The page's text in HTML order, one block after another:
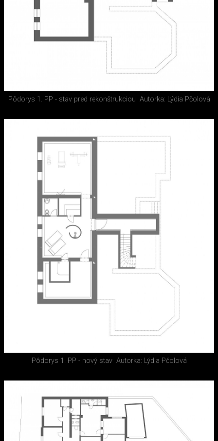
Pôdorys 1. PP - stav pred rekonštrukciou Autorka: Lýdia Pčolová
Pôdorys 1. PP - nový stav Autorka: Lýdia Pčolová